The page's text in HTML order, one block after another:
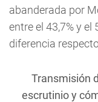
abanderada por
entre el 43,7% y el
diferencia
Transmisión
escrutinio y